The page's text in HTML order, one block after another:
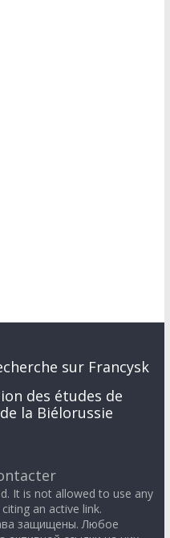
sur Francysk
des études de
la Biélorussie
It is not allowed to use any
an active link.
защищены. Любое